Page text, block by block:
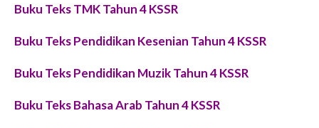
Buku Teks TMK Tahun 4 KSSR
Buku Teks Pendidikan Kesenian Tahun 4 KSSR
Buku Teks Pendidikan Muzik Tahun 4 KSSR
Buku Teks Bahasa Arab Tahun 4 KSSR